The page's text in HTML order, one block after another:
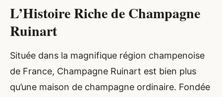
L’Histoire Riche de Champagne
Ruinart
Située dans la magnifique région champenoise
de France, Champagne Ruinart est bien plus
qu’une maison de champagne ordinaire. Fondée